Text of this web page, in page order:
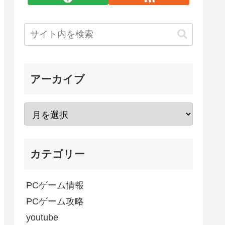
アーカイブ
カテゴリー
PCゲーム情報
PCゲーム攻略
youtube